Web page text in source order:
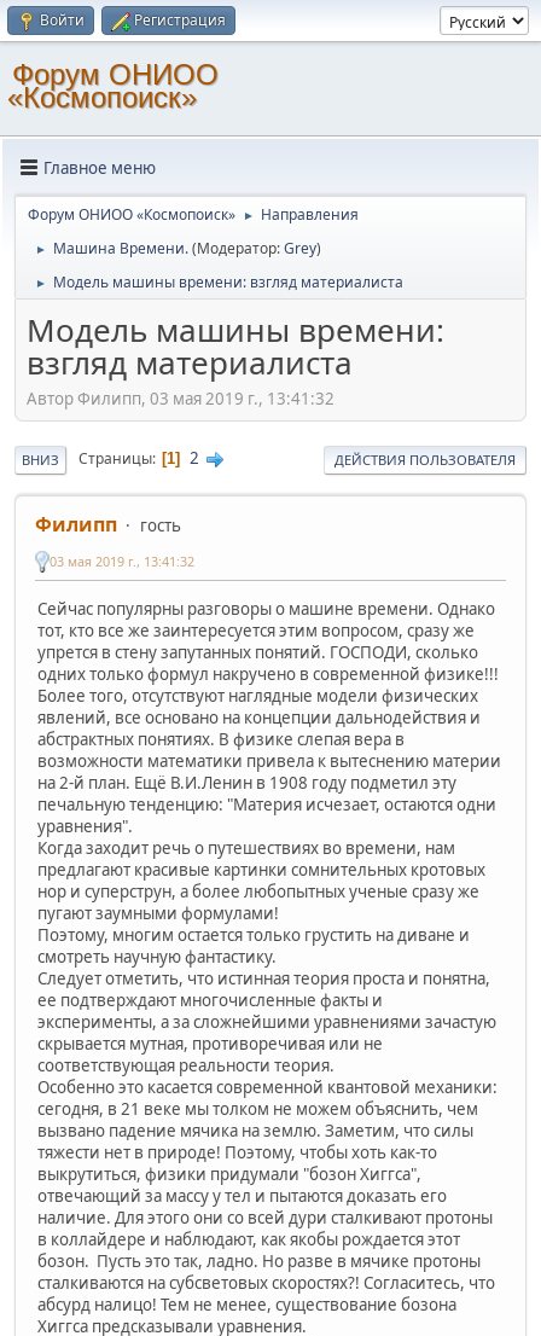
Войти Регистрация
Форум ОНИОО
«Космопоиск»
Главное меню
Форум ОНИОО «Космопоиск» ► Направления
► Машина Времени.(Модератор:Grey)
► Модель машины времени: взгляд материалиста
Модель машины времени:
взгляд материалиста
Автор Филипп, 03 мая 2019 г., 13:41:32
ВНИЗ Страницы 1 2 ДЕЙСТВИЯ ПОЛЬЗОВАТЕЛЯ
Филипп гость
03 мая 2019 г., 13:41:32
Сейчас популярны разговоры о машине времени. Однако
тот, кто все же заинтересуется этим вопросом, сразу же
упрется в стену запутанных понятий. ГОСПОДИ, сколько
одних только формул накручено в современной физике!!!
Более того, отсутствуют наглядные модели физических
явлений, все основано на концепции дальнодействия и
абстрактных понятиях. В физике слепая вера в
возможности математики привела к вытеснению материи
на 2-й план. Ещё В.И.Ленин в 1908 году подметил эту
печальную тенденцию: "Материя исчезает, остаются одни
уравнения".
Когда заходит речь о путешествиях во времени, нам
предлагают красивые картинки сомнительных кротовых
нор и суперструн, а более любопытных ученые сразу же
пугают заумными формулами!
Поэтому, многим остается только грустить на диване и
смотреть научную фантастику.
Следует отметить, что истинная теория проста и понятна,
ее подтверждают многочисленные факты и
эксперименты, а за сложнейшими уравнениями зачастую
скрывается мутная, противоречивая или не
соответствующая реальности теория.
Особенно это касается современной квантовой механики:
сегодня, в 21 веке мы толком не можем объяснить, чем
вызвано падение мячика на землю. Заметим, что силы
тяжести нет в природе! Поэтому, чтобы хоть как-то
выкрутиться, физики придумали "бозон Хиггса",
отвечающий за массу у тел и пытаются доказать его
наличие. Для этого они со всей дури сталкивают протоны
в коллайдере и наблюдают, как якобы рождается этот
бозон. Пусть это так, ладно. Но разве в мячике протоны
сталкиваются на субсветовых скоростях?! Согласитесь, что
абсурд налицо! Тем не менее, существование бозона
Хиггса предсказывали уравнения.